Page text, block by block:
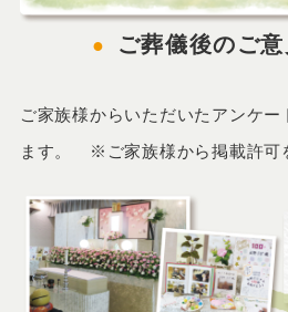
ご葬儀後のご
ご家族様からいただいたアンケ
ます。 ※ご家族様から掲載許可